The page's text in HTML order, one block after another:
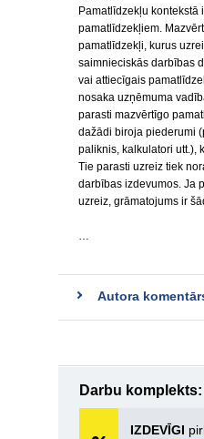
Pamatlīdzekļu
pamatlīdzekļiem.
pamatlīdzekļi, kurus
saimnieciskās darbības
vai attiecīgais
nosaka uzņēmuma
parasti mazvērtīgo
dažādi biroja piederumi
paliknis, kalkulatori utt.),
Tie parasti uzreiz tiek
darbības izdevumos. Ja
uzreiz, grāmatojums ir
…
Autora
Darbu komplekts:
IZDEVĪGI